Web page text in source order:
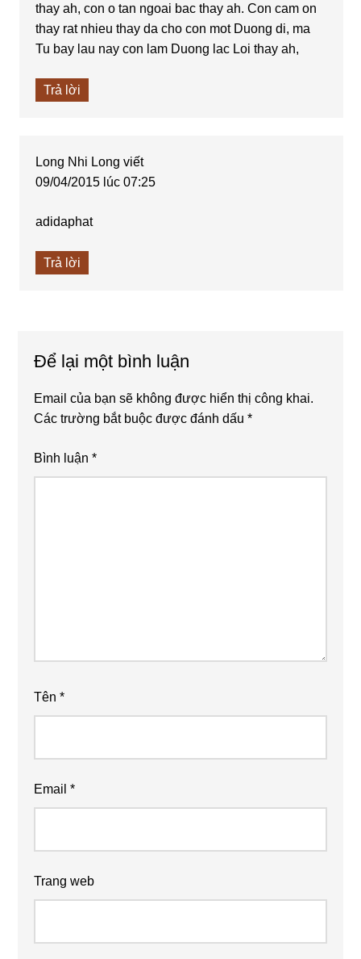
thay ah, con o tan ngoai bac thay ah. Con cam on
thay rat nhieu thay da cho con mot Duong di, ma
Tu bay lau nay con lam Duong lac Loi thay ah,
Trả lời
Long Nhi Long viết
09/04/2015 lúc 07:25
adidaphat
Trả lời
Để lại một bình luận
Email của bạn sẽ không được hiển thị công khai.
Các trường bắt buộc được đánh dấu*
Bình luận*
Tên*
Email*
Trang web